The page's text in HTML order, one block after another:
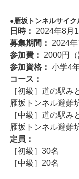
雁坂トンネルサイ
日時： 2024年8月
募集期間： 2024
参加費： 2000円（
参加資格： 小学4
コース：
［初級］道の駅
雁坂トンネル避難
［中級］道の駅
雁坂トンネル避難
定員：
［初級］30名
［中級］20名